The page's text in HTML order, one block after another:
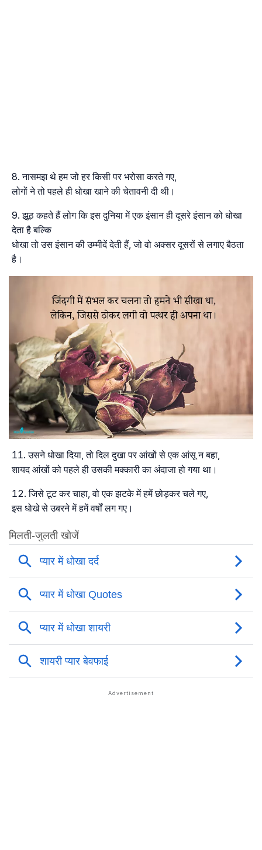
नासमझ थे हम जो हर किसी पर भरोसा करते गए,
लोगों ने तो पहले ही धोखा खाने की चेतावनी दी थी।
झूठ कहते हैं लोग कि इस दुनिया में एक इंसान ही दूसरे इंसान को धोखा
देता है बल्कि
धोखा तो उस इंसान की उम्मीदें देती हैं, जो वो अक्सर दूसरों से लगाए बैठता
है।
उसने धोखा दिया, तो दिल दुखा पर आंखों से एक आंसू न बहा,
शायद आंखों को पहले ही उसकी मक्कारी का अंदाजा हो गया था।
जिसे टूट कर चाहा, वो एक झटके में हमें छोड़कर चले गए,
इस धोखे से उबरने में हमें वर्षों लग गए।